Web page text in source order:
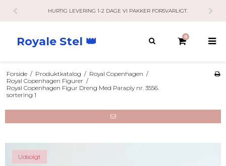
1-2 DAGE VI PAKKER FORSVARLIGT.
Royale Stel 👑 0
Forside / Produktkatalog / Royal Copenhagen /
Royal Copenhagen Figurer /
Royal Copenhagen Figur Dreng Med Paraply nr. 3556.
sortering 1
Udsolgt